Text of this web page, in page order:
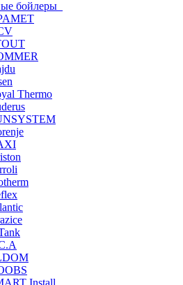
бойлеры
Thermo
Install